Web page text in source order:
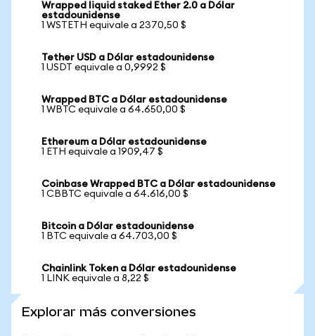
Wrapped liquid staked Ether 2.0 a Dólar
estadounidense
1 WSTETH equivale a 2370,50 $
Tether USD a Dólar estadounidense
1 USDT equivale a 0,9992 $
Wrapped BTC a Dólar estadounidense
1 WBTC equivale a 64.650,00 $
Ethereum a Dólar estadounidense
1 ETH equivale a 1909,47 $
Coinbase Wrapped BTC a Dólar estadounidense
1 CBBTC equivale a 64.616,00 $
Bitcoin a Dólar estadounidense
1 BTC equivale a 64.703,00 $
Chainlink Token a Dólar estadounidense
1 LINK equivale a 8,22 $
Explorar más conversiones